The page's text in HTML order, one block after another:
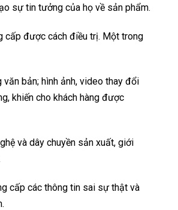
sự tin tưởng của họ về sản phẩm.
cấp được cách điều trị. Một trong
bản; hình ảnh, video thay đổi
khiến cho khách hàng được
và dây chuyền sản xuất, giới
cấp các thông tin sai sự thật và